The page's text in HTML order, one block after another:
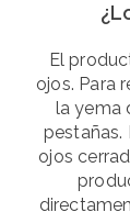
El
ojos. Para
la yema
pestañas.
ojos